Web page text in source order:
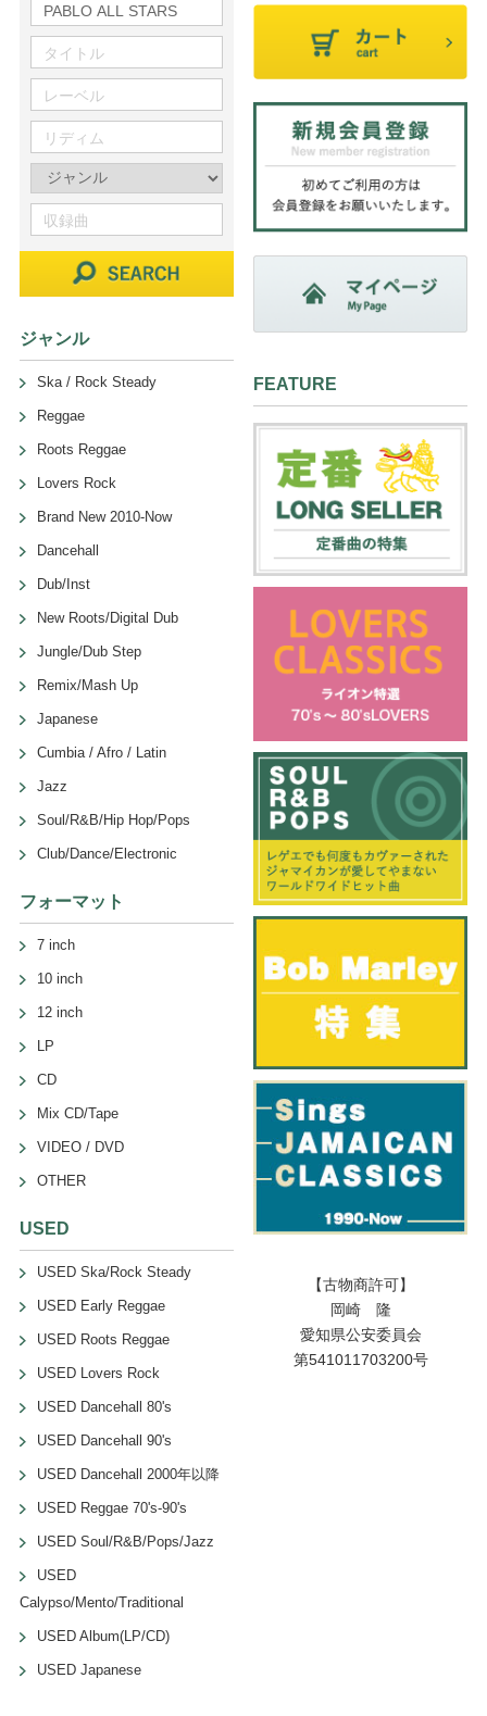
ジャンル
Ska / Rock Steady
Reggae
Roots Reggae
Lovers Rock
Brand New 2010-Now
Dancehall
Dub/Inst
New Roots/Digital Dub
Jungle/Dub Step
Remix/Mash Up
Japanese
Cumbia / Afro / Latin
Jazz
Soul/R&B/Hip Hop/Pops
Club/Dance/Electronic
フォーマット
7 inch
10 inch
12 inch
LP
CD
Mix CD/Tape
VIDEO / DVD
OTHER
USED
USED Ska/Rock Steady
USED Early Reggae
USED Roots Reggae
USED Lovers Rock
USED Dancehall 80's
USED Dancehall 90's
USED Dancehall 2000年以降
USED Reggae 70's-90's
USED Soul/R&B/Pops/Jazz
USED
Calypso/Mento/Traditional
USED Album(LP/CD)
USED Japanese
FEATURE
【古物商許可】
岡崎 隆
愛知県公安委員会
第541011703200号